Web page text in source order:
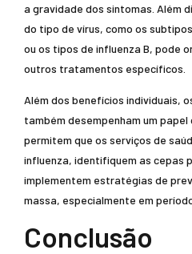
a gravidade dos sintomas. Além
do tipo de vírus, como os subtipos
ou os tipos de influenza B, pode
outros tratamentos específicos.
Além dos benefícios individuais,
também desempenham um papel
permitem que os serviços de
influenza, identifiquem as cepas
implementem estratégias de
massa, especialmente em
Conclusão